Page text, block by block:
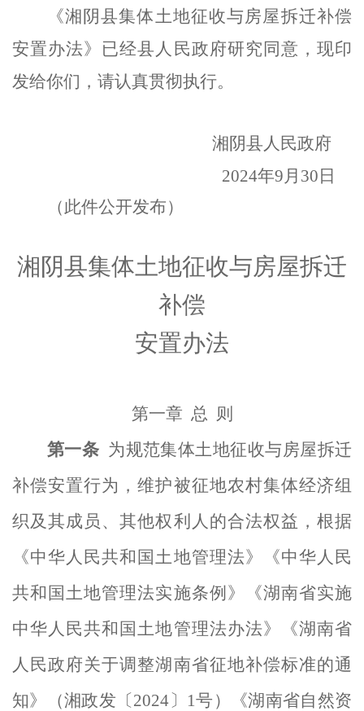
《湘阴县集体土地征收与房屋拆迁补偿
安置办法》已经县人民政府研究同意，现印
发给你们，请认真贯彻执行。
湘阴县人民政府
2024年9月 30 日
（此件公开发布）
湘阴县集体土地征收与房屋拆迁
补偿
安置办法
第一章 总 则
第一条 为规范集体土地征收与房屋拆迁
补偿安置行为，维护被征地农村集体经济组
织及其成员、其他权利人的合法权益，根据
《中华人民共和国土地管理法》《中华人民
共和国土地管理法实施条例 》《湖南省实施
中华人民共和国土地管理法办法》
《湖南省
人民政府关于调整湖南省征地补偿标准的通
知》（湘政发〔2024〕1号） 《湖南省自然资